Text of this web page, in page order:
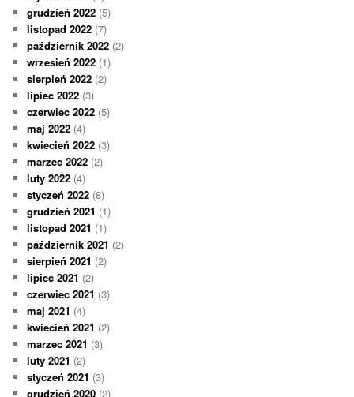
grudzień 2022 (5)
listopad 2022 (7)
październik 2022 (2)
wrzesień 2022 (1)
sierpień 2022 (2)
lipiec 2022 (3)
czerwiec 2022 (5)
maj 2022 (4)
kwiecień 2022 (3)
marzec 2022 (2)
luty 2022 (4)
styczeń 2022 (8)
grudzień 2021 (1)
listopad 2021 (1)
październik 2021 (2)
sierpień 2021 (2)
lipiec 2021 (2)
czerwiec 2021 (3)
maj 2021 (4)
kwiecień 2021 (2)
marzec 2021 (3)
luty 2021 (2)
styczeń 2021 (3)
grudzień 2020 (2)